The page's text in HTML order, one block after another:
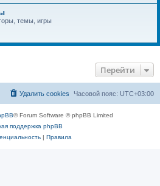
темы, игры
Перейти
Часовой пояс: UTC+03:00
Удалить cookies
® Forum Software © phpBB Limited
поддержка phpBB
| Правила